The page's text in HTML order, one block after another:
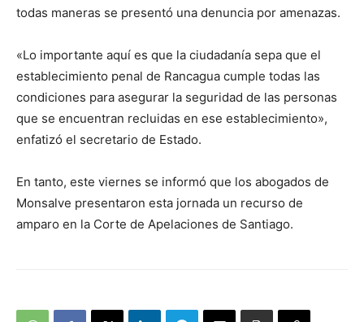
todas maneras se presentó una denuncia por amenazas.
«Lo importante aquí es que la ciudadanía sepa que el
establecimiento penal de Rancagua cumple todas las
condiciones para asegurar la seguridad de las personas
que se encuentran recluidas en ese establecimiento»,
enfatizó el secretario de Estado.
En tanto, este viernes se informó que los abogados de
Monsalve presentaron esta jornada un recurso de
amparo en la Corte de Apelaciones de Santiago.